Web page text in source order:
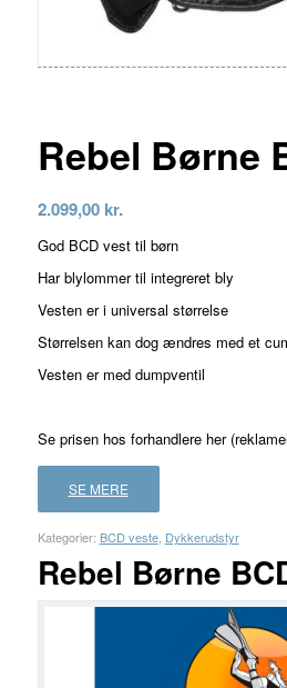
Rebel Børne
2.099,00 kr.
God BCD vest til børn
Har blylommer til integreret bly
Vesten er i universal størrelse
Størrelsen kan dog ændres med et
Vesten er med dumpventil
Se prisen hos forhandlere her
SE MERE
Kategorier: BCD veste, Dykkerudstyr
Rebel Børne
PRIS